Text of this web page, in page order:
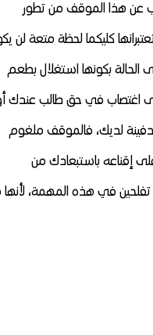
عن هذا الموقف من تطور
كليكما لحظة متعة لن
الحالة بكونها استغلال بطعم
اغتصاب في حق طالب عندك
لديك، فالموقف ملغوم
إقناعه باستبعادك من
تفلحين في هذه المهمة،